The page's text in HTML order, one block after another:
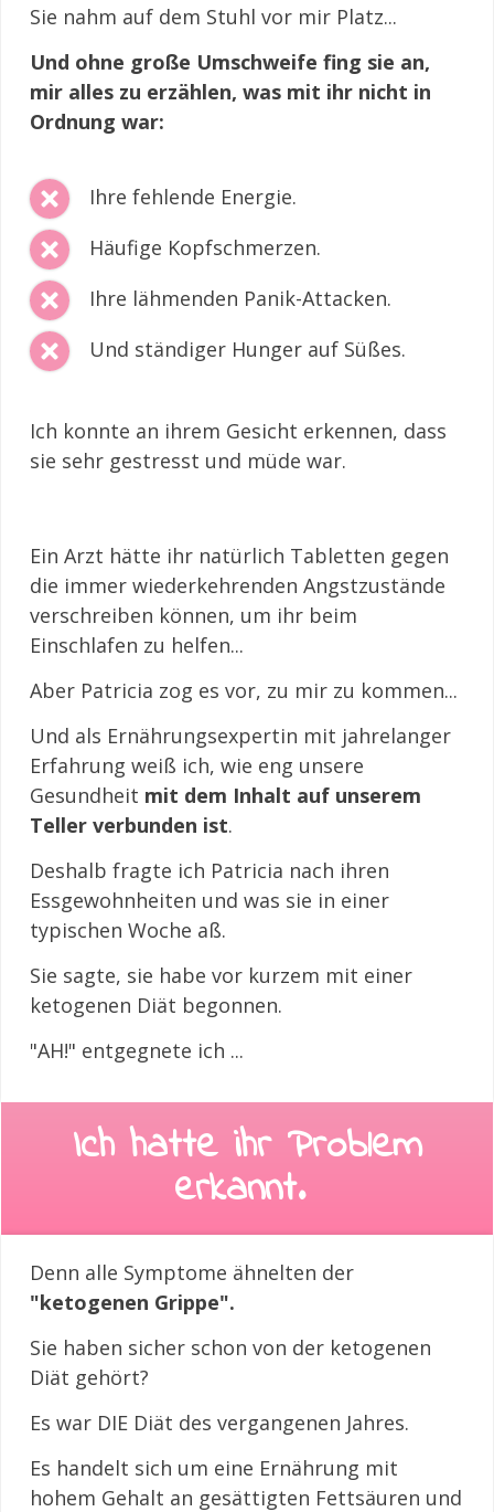
Sie nahm auf dem Stuhl vor mir Platz...
Und ohne große Umschweife fing sie an,
mir alles zu erzählen, was mit ihr nicht in
Ordnung war:
Ihre fehlende Energie.
Häufige Kopfschmerzen.
Ihre lähmenden Panik-Attacken.
Und ständiger Hunger auf Süßes.
Ich konnte an ihrem Gesicht erkennen, dass
sie sehr gestresst und müde war.
Ein Arzt hätte ihr natürlich Tabletten gegen
die immer wiederkehrenden Angstzustände
verschreiben können, um ihr beim
Einschlafen zu helfen...
Aber Patricia zog es vor, zu mir zu kommen...
Und als Ernährungsexpertin mit jahrelanger
Erfahrung weiß ich, wie eng unsere
Gesundheit mit dem Inhalt auf unserem
Teller verbunden ist.
Deshalb fragte ich Patricia nach ihren
Essgewohnheiten und was sie in einer
typischen Woche aß.
Sie sagte, sie habe vor kurzem mit einer
ketogenen Diät begonnen.
"AH!" entgegnete ich ...
Ich hatte ihr Problem
erkannt.
Denn alle Symptome ähnelten der
"ketogenen Grippe".
Sie haben sicher schon von der ketogenen
Diät gehört?
Es war DIE Diät des vergangenen Jahres.
Es handelt sich um eine Ernährung mit
hohem Gehalt an gesättigten Fettsäuren und